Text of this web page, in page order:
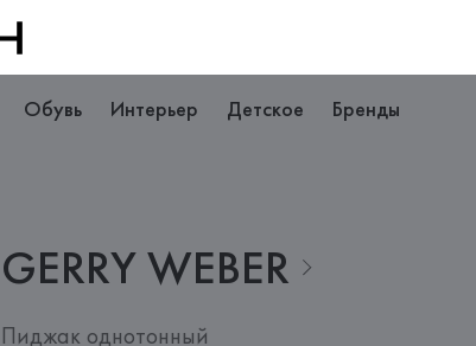
Обувь Интерьер Детское Бренды
GERRYWEBER
Пиджак однотонный